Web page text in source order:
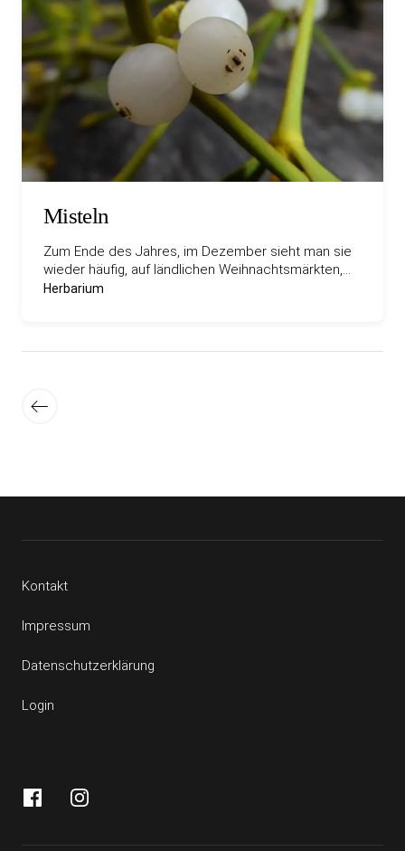
Misteln
Zum Ende des Jahres, im Dezember sieht man sie
wieder häufig, auf ländlichen Weihnachtsmärkten,…
Herbarium
derBeiträge
Kontakt
Impressum
Datenschutzerklärung
Login
FacebookInstagram